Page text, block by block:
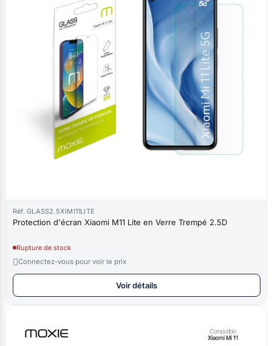
Réf. GLASS2.5XIMI11LITE
Protection d'écran Xiaomi M11 Lite en Verre Trempé 2.5D
Rupture de stock
Connectez-vous pour voir le prix
Voir détails